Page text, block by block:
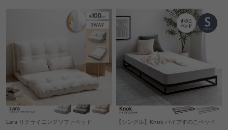
Lara リクライニングソファベッド 【シングル】Knok パイプすのこベッド